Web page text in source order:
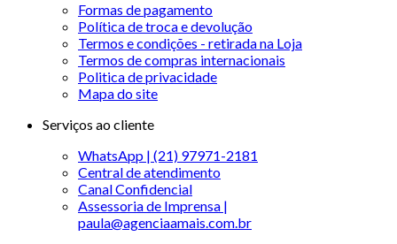
Formas de pagamento
Política de troca e devolução
Termos e condições - retirada na Loja
Termos de compras internacionais
Politica de privacidade
Mapa do site
Serviços ao cliente
WhatsApp | (21) 97971-2181
Central de atendimento
Canal Confidencial
Assessoria de Imprensa |
paula@agenciaamais.com.br